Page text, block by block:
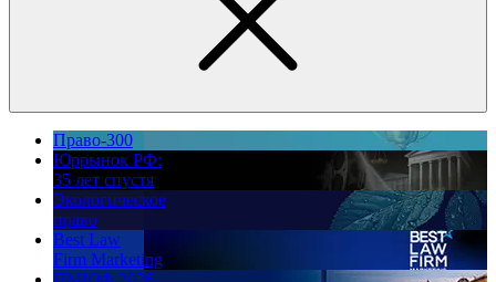
Право-300
Юррынок РФ:
35 лет спустя
Экологическое
право
Best Law
Firm Marketing